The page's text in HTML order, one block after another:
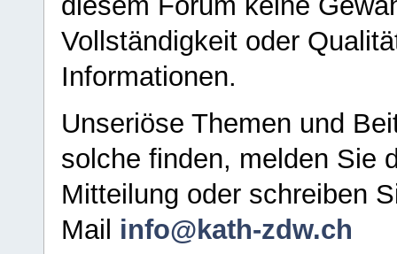
Vollständigkeit oder
Informationen.
Unseriöse Themen und
solche finden, melden Sie
Mitteilung oder schreiben
Mail info@kath-zdw.ch